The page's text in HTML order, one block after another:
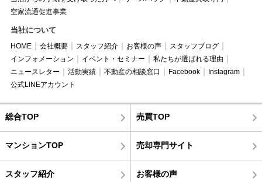
空家流通促進事業
当社について
HOME 会社概要 スタッフ紹介 お客様の声
スタッフブログ
インフォメーション
イベント・セミナー
私たちが選ばれる理由
ニュースレター
活動実績 不動産の相談窓口 Facebook
Instagram
公式LINEアカウント
総合TOP 売買TOP
マンションTOP 売却専門サイト
スタッフ紹介 お客様の声